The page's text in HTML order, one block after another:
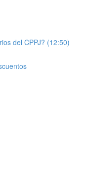
del CPPJ? (12:50)